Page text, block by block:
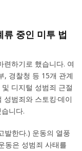
류 중인 미투 법
하기로 했습니다. 여
, 경찰청 등 15개 관계
및 디지털 성범죄 근절
성범죄와 스토킹·데이
니다.
발한다.) 운동의 열풍
동은 성범죄 사태를